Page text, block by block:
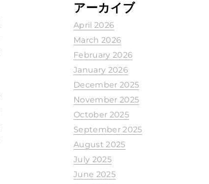
アーカイブ
April 2026
March 2026
February 2026
January 2026
December 2025
November 2025
October 2025
September 2025
August 2025
July 2025
June 2025